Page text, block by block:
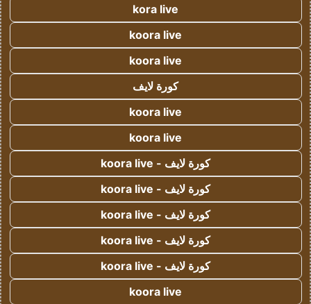
kora live
koora live
koora live
كورة لايف
koora live
koora live
كورة لايف - koora live
كورة لايف - koora live
كورة لايف - koora live
كورة لايف - koora live
كورة لايف - koora live
koora live